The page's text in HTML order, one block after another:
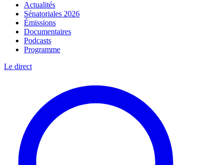
Actualités
Sénatoriales 2026
Émissions
Documentaires
Podcasts
Programme
Le direct